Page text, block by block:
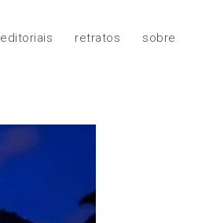
editoriais retratos sobre